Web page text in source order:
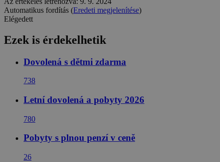
Automatikus fordítás (Eredeti megjelenítése)
Elégedett
Ezek is érdekelhetik
Dovolená s dětmi zdarma
738
Letní dovolená a pobyty 2026
780
Pobyty s plnou penzí v ceně
26